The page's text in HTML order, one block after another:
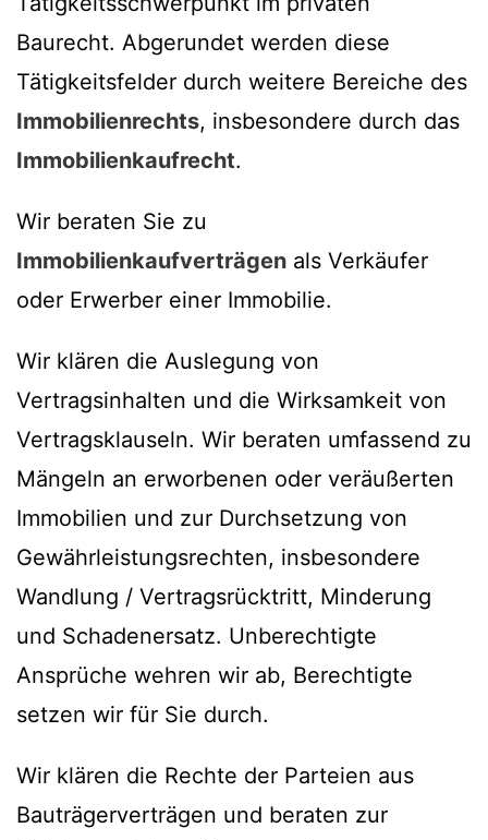
Baurecht. Abgerundet werden diese
Tätigkeitsfelder durch weitere Bereiche des
Immobilienrechts, insbesondere durch das
Immobilienkaufrecht.
Wir beraten Sie zu
Immobilienkaufverträgen als Verkäufer
oder Erwerber einer Immobilie.
Wir klären die Auslegung von
Vertragsinhalten und die Wirksamkeit von
Vertragsklauseln. Wir beraten umfassend zu
Mängeln an erworbenen oder veräußerten
Immobilien und zur Durchsetzung von
Gewährleistungsrechten, insbesondere
Wandlung / Vertragsrücktritt, Minderung
und Schadenersatz. Unberechtigte
Ansprüche wehren wir ab, Berechtigte
setzen wir für Sie durch.
Wir klären die Rechte der Parteien aus
Bauträgerverträgen und beraten zur